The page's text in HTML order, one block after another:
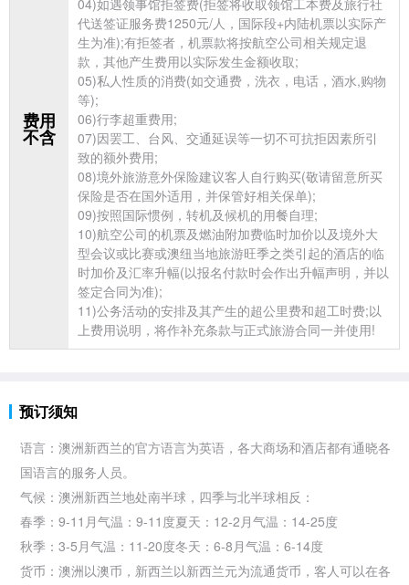
费用
不含
04)如遇领事馆拒签费(拒签将收取领馆工本费及旅行社
代送签证服务费1250元/人，国际段+内陆机票以实际产
生为准);有拒签者，机票款将按航空公司相关规定退
款，其他产生费用以实际发生金额收取;
05)私人性质的消费(如交通费，洗衣，电话，酒水,购物
等);
06)行李超重费用;
07)因罢工、台风、交通延误等一切不可抗拒因素所引
致的额外费用;
08)境外旅游意外保险建议客人自行购买(敬请留意所买
保险是否在国外适用，并保管好相关保单);
09)按照国际惯例，转机及候机的用餐自理;
10)航空公司的机票及燃油附加费临时加价以及境外大
型会议或比赛或澳纽当地旅游旺季之类引起的酒店的临
时加价及汇率升幅(以报名付款时会作出升幅声明，并以
签定合同为准);
11)公务活动的安排及其产生的超公里费和超工时费;以
上费用说明，将作补充条款与正式旅游合同一并使用!
预订须知
语言： 澳洲新西兰的官方语言为英语，各大商场和酒店都有通晓各
国语言的服务人员。
气候：澳洲新西兰地处南半球，四季与北半球相反：
春季：9-11月气温：9-11度夏天：12-2月气温：14-25度
秋季：3-5月气温：11-20度冬天：6-8月气温：6-14度
货币：澳洲以澳币，新西兰以新西兰元为流通货币，客人可以在各